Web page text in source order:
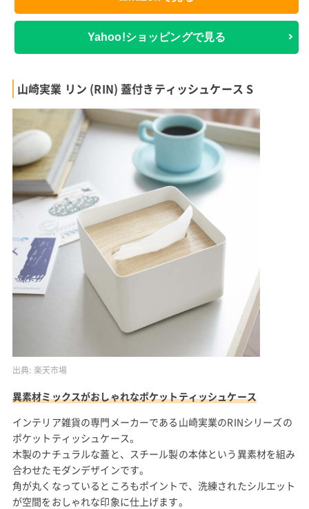
Yahoo!ショッピングで見る
山崎実業 リン (RIN) 蓋付きティッシュケース S
出典: 楽天市場
異素材ミックスがおしゃれなポケットティッシュケース
インテリア雑貨の専門メーカーである山崎実業のRINシリーズの
ポケットティッシュケース。
木製のナチュラルな蓋と、スチール製の本体という異素材を組み
合わせたモダンデザインです。
角が丸くなっているところもポイントで、洗練されたシルエット
が空間をおしゃれな印象に仕上げます。